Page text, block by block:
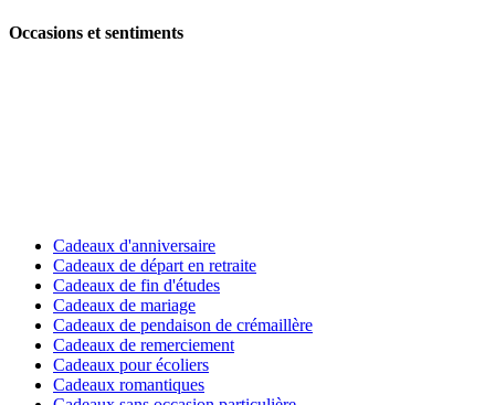
Occasions et sentiments
Cadeaux d'anniversaire
Cadeaux de départ en retraite
Cadeaux de fin d'études
Cadeaux de mariage
Cadeaux de pendaison de crémaillère
Cadeaux de remerciement
Cadeaux pour écoliers
Cadeaux romantiques